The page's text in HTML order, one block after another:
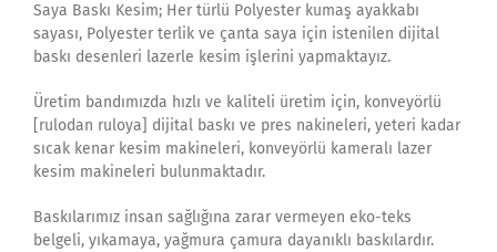
Saya Baskı Kesim; Her türlü Polyester kumaş ayakkabı
sayası, Polyester terlik ve çanta saya için istenilen dijital
baskı desenleri lazerle kesim işlerini yapmaktayız.
Üretim bandımızda hızlı ve kaliteli üretim için, konveyörlü
[rulodan ruloya] dijital baskı ve pres nakineleri, yeteri kadar
sıcak kenar kesim makineleri, konveyörlü kameralı lazer
kesim makineleri bulunmaktadır.
Baskılarımız insan sağlığına zarar vermeyen eko-teks
belgeli, yıkamaya, yağmura çamura dayanıklı baskılardır.